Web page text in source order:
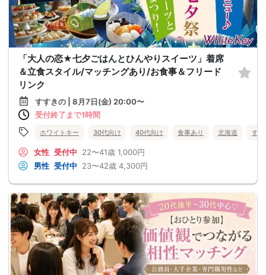
「大人の恋★七夕ごはんとひんやりスイーツ」着席
＆立食スタイル/マッチングあり/お食事＆フリード
リンク
すすきの | 8月7日(金) 20:00〜
受付終了まで1時間
ホワイトキー 30代向け 40代向け 食事あり 北海道 す
女性 受付中 22〜41歳 1,000円
男性 受付中 23〜42歳 4,300円